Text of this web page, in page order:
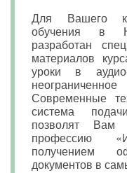
Для Вашего
обучения в
разработан
материалов
уроки в
Современные
система
позволят Вам
профессию
получением
документов в